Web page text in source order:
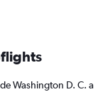
Washington D. C. a